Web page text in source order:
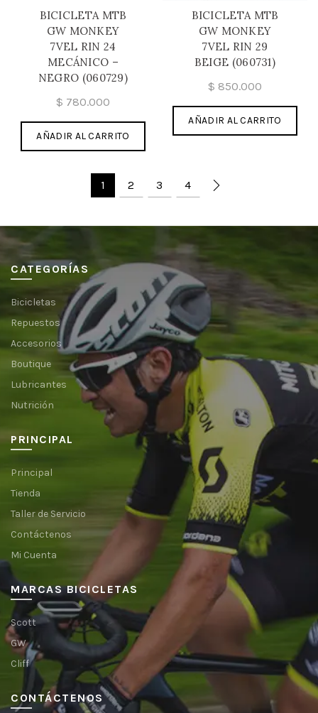
BICICLETA MTB
GW MONKEY
7VEL RIN 24
MECÁNICO –
NEGRO (060729)
$ 780.000
AÑADIR AL CARRITO
BICICLETA MTB
GW MONKEY
7VEL RIN 29
BEIGE (060731)
$ 850.000
AÑADIR AL CARRITO
1 2 3 4
CATEGORÍAS
Bicicletas
Repuestos
Accesorios
Boutique
Lubricantes
Nutrición
PRINCIPAL
Principal
Tienda
Taller de Servicio
Contáctenos
Mi Cuenta
MARCAS BICICLETAS
Scott
GW
Cliff
CONTÁCTENOS